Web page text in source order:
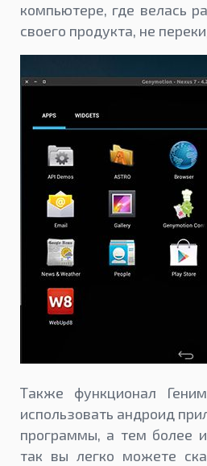
компьютере, где велась
своего продукта, не
Также функционал
использовать андроид
программы, а тем более
так вы легко можете